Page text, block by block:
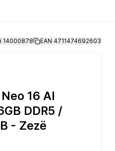
14000878 EAN 4711474692603
16 AI
DDR5 /
- Zezë